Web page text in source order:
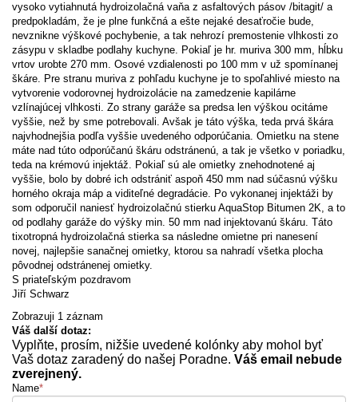
vysoko vytiahnutá hydroizolačná vaňa z asfaltových pásov /bitagit/ a
predpokladám, že je plne funkčná a ešte nejaké desaťročie bude,
nevznikne výškové pochybenie, a tak nehrozí premostenie vlhkosti zo
zásypu v skladbe podlahy kuchyne. Pokiaľ je hr. muriva 300 mm, hĺbku
vrtov urobte 270 mm. Osové vzdialenosti po 100 mm v už spomínanej
škáre. Pre stranu muriva z pohľadu kuchyne je to spoľahlivé miesto na
vytvorenie vodorovnej hydroizolácie na zamedzenie kapilárne
vzlínajúcej vlhkosti. Zo strany garáže sa predsa len výškou ocitáme
vyššie, než by sme potrebovali. Avšak je táto výška, teda prvá škára
najvhodnejšia podľa vyššie uvedeného odporúčania. Omietku na stene
máte nad túto odporúčanú škáru odstránenú, a tak je všetko v poriadku,
teda na krémovú injektáž. Pokiaľ sú ale omietky znehodnotené aj
vyššie, bolo by dobré ich odstrániť aspoň 450 mm nad súčasnú výšku
horného okraja máp a viditeľné degradácie. Po vykonanej injektáži by
som odporučil naniesť hydroizolačnú stierku AquaStop Bitumen 2K, a to
od podlahy garáže do výšky min. 50 mm nad injektovanú škáru. Táto
tixotropná hydroizolačná stierka sa následne omietne pri nanesení
novej, najlepšie sanačnej omietky, ktorou sa nahradí všetka plocha
pôvodnej odstránenej omietky.
S priateľským pozdravom
Jiří Schwarz
Zobrazuji 1 záznam
Váš další dotaz:
Vyplňte, prosím, nižšie uvedené kolónky aby mohol byť
Vaš dotaz zaradený do našej Poradne. Váš email nebude
zverejnený.
Name*